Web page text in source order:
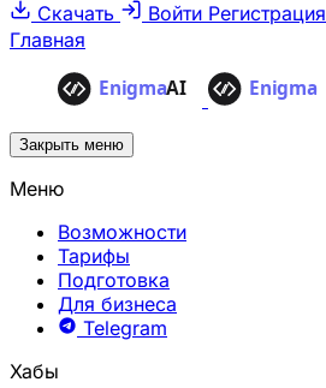
Скачать
Войти Регистрация
Главная
Закрыть меню
Меню
Возможности
Тарифы
Подготовка
Для бизнеса
Telegram
Хабы